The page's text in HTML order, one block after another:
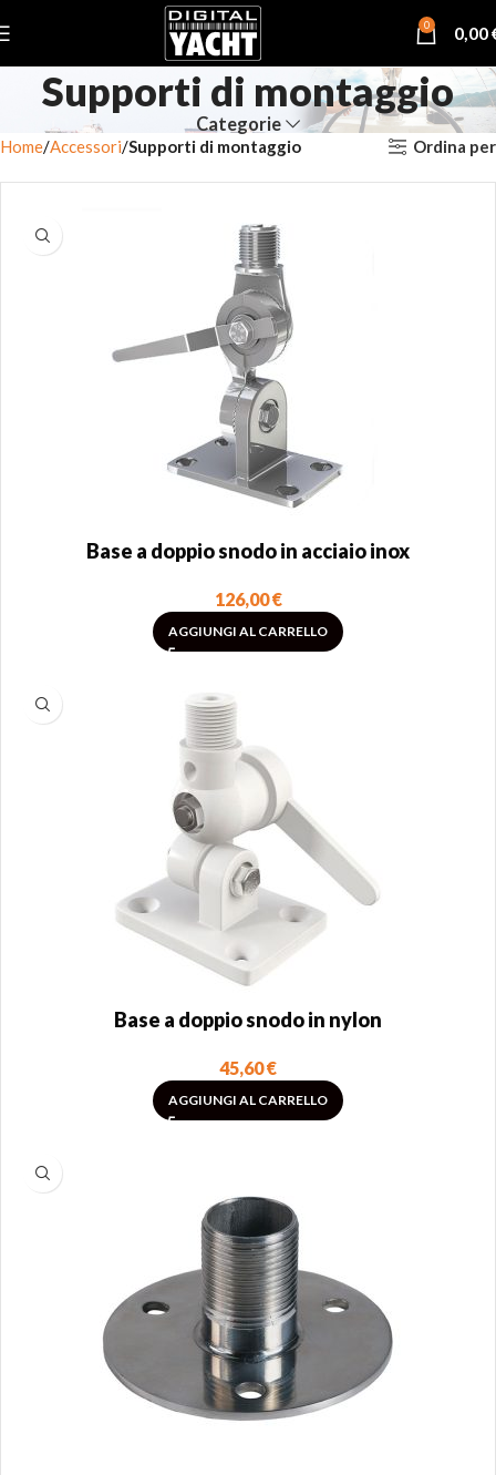
0 0,00
Supporti di montaggio
Categorie
Home Accessori Supporti di montaggio Ordina per
Base a doppio snodo in acciaio inox
126,00€
AGGIUNGI AL CARRELLO
Base a doppio snodo in nylon
45,60€
AGGIUNGI AL CARRELLO